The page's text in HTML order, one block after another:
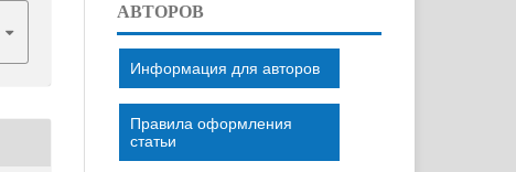
АВТОРОВ
Информация для авторов
Правила оформления
статьи